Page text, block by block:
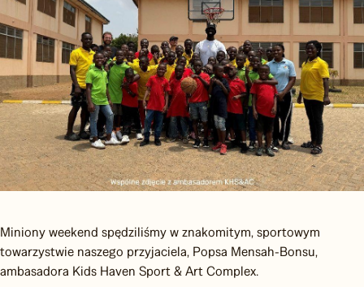
Miniony weekend spędziliśmy w znakomitym, sportowym
towarzystwie naszego przyjaciela, Popsa Mensah-Bonsu,
ambasadora Kids Haven Sport & Art Complex.